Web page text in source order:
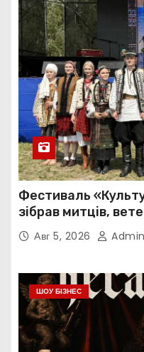
Фестиваль
зібрав митців,
України
Авг 5, 2026 Admin
ШОУ БІЗНЕС